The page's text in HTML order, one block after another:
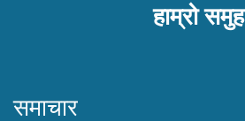
हाम्रो समुह
समाचार